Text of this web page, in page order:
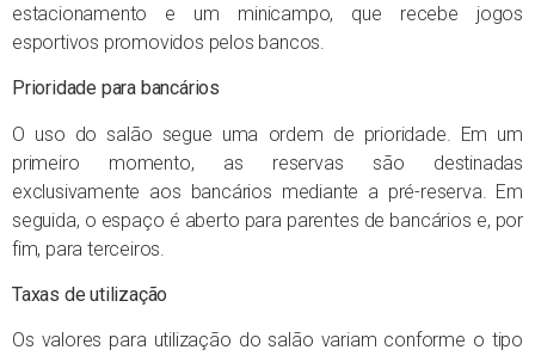
estacionamento e um minicampo, que recebe jogos
esportivos promovidos pelos bancos.
Prioridade para bancários
O uso do salão segue uma ordem de prioridade. Em um
primeiro momento, as reservas são destinadas
exclusivamente aos bancários mediante a pré-reserva. Em
seguida, o espaço é aberto para parentes de bancários e, por
fim, para terceiros.
Taxas de utilização
Os valores para utilização do salão variam conforme o tipo